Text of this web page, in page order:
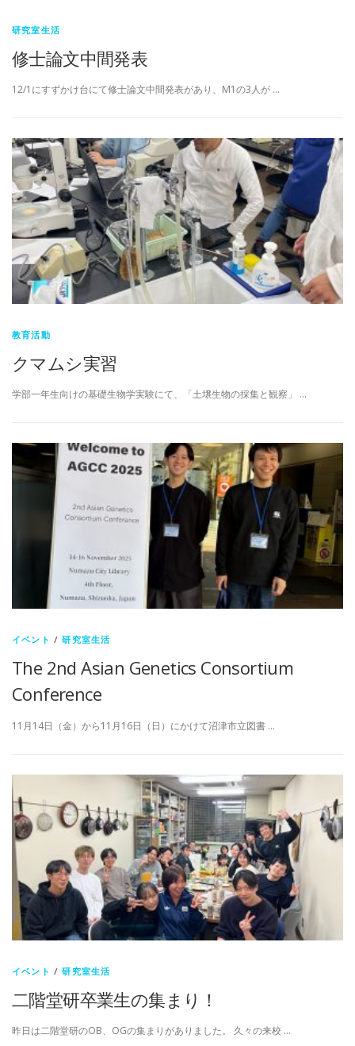
研究室生活
修士論文中間発表
12/1にすずかけ台にて修士論文中間発表があり、M1の3人が …
教育活動
クマムシ実習
学部一年生向けの基礎生物学実験にて、「土壌生物の採集と観察」 …
イベント /研究室生活
The 2nd Asian Genetics Consortium
Conference
11月14日（金）から11月16日（日）にかけて沼津市立図書 …
イベント /研究室生活
二階堂研卒業生の集まり！
昨日は二階堂研のOB、OGの集まりがありました。 久々の来校 …